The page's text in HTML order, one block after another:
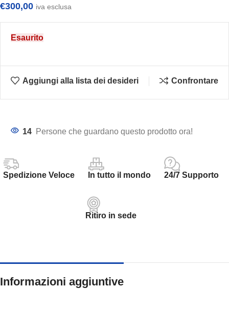
€300,00 iva esclusa
Esaurito
Aggiungi alla lista dei desideri Confrontare
14 Persone che guardano questo prodotto ora!
Spedizione Veloce In tutto il mondo 24/7 Supporto
Ritiro in sede
Informazioni aggiuntive